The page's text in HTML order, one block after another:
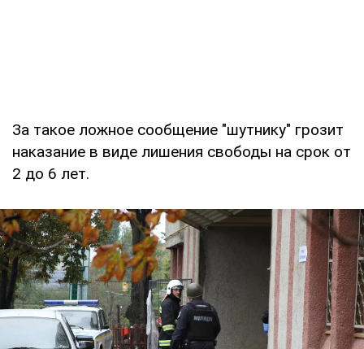
За такое ложное сообщение "шутнику" грозит
наказание в виде лишения свободы на срок от
2 до 6 лет.